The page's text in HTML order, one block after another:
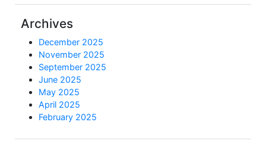
Archives
December 2025
November 2025
September 2025
June 2025
May 2025
April 2025
February 2025